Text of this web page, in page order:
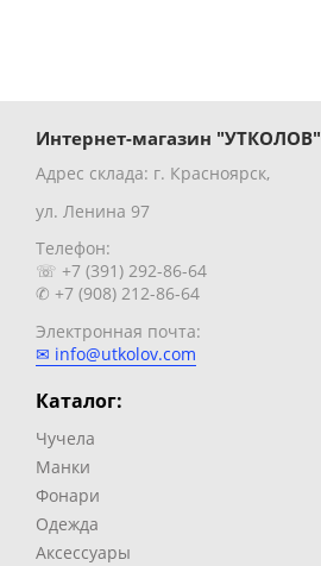
Интернет-магазин "УТКОЛОВ"
Адрес склада: г. Красноярск,
ул. Ленина 97
Телефон:
☏ +7 (391) 292-86-64
✆ +7 (908) 212-86-64
Электронная почта:
✉ info@utkolov.com
Каталог:
Чучела
Манки
Фонари
Одежда
Аксессуары